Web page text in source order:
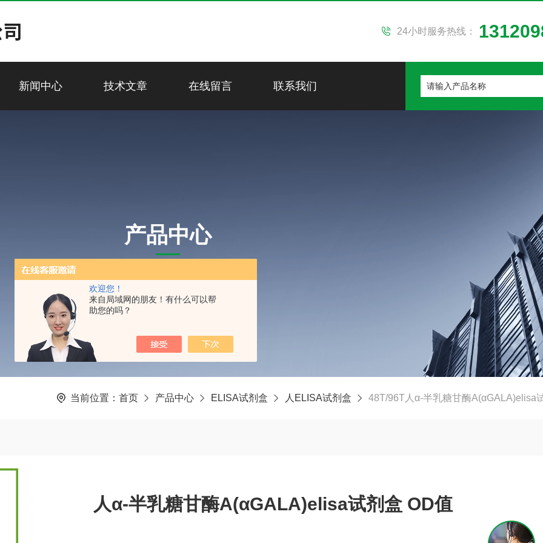
欢迎您！
来自局域网的朋友！有什么可以帮
助您的吗？
24小时服务热线：
新闻中心 技术文章 在线留言 联系我们
产品中心
当前位置： 首页 产品中心 ELISA试剂盒 人ELISA试剂盒 48T/96T人α-半乳糖甘酶A(αGALA)elisa
人α-半乳糖甘酶A(αGALA)elisa试剂盒 OD值